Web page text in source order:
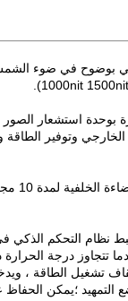
بوضوح في ضوء الشمس في جميع
بوحدة استشعار
وتوفير الطاقة
من الفترات الزمنية ، مريحة
نظام التحكم الذكي في
تتجاوز درجة الحرارة
تشغيل الطاقة ،
التمهيد ؛يمكن